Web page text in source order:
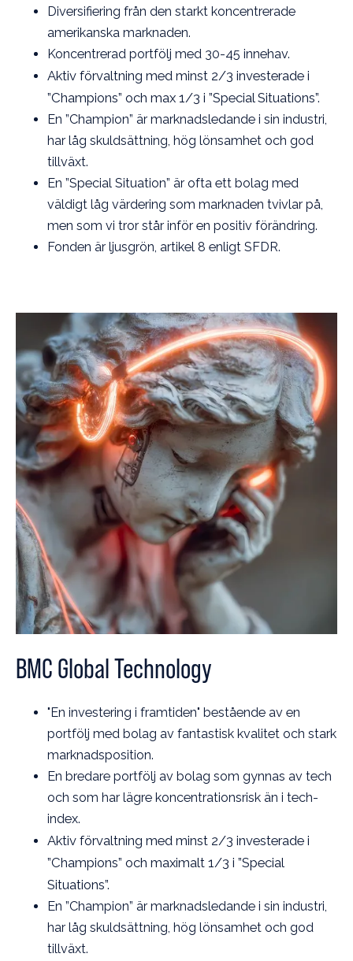
Diversifiering från den starkt koncentrerade
amerikanska marknaden.
Koncentrerad portfölj med 30-45 innehav.
Aktiv förvaltning med minst 2/3 investerade i
”Champions” och max 1/3 i ”Special Situations”.
En ”Champion” är marknadsledande i sin industri,
har låg skuldsättning, hög lönsamhet och god
tillväxt.
En ”Special Situation” är ofta ett bolag med
väldigt låg värdering som marknaden tvivlar på,
men som vi tror står inför en positiv förändring.
Fonden är ljusgrön, artikel 8 enligt SFDR.
BMC Global Technology
"En investering i framtiden" bestående av en
portfölj med bolag av fantastisk kvalitet och stark
marknadsposition.
En bredare portfölj av bolag som gynnas av tech
och som har lägre koncentrationsrisk än i tech-
index.
Aktiv förvaltning med minst 2/3 investerade i
”Champions” och maximalt 1/3 i ”Special
Situations”.
En ”Champion” är marknadsledande i sin industri,
har låg skuldsättning, hög lönsamhet och god
tillväxt.